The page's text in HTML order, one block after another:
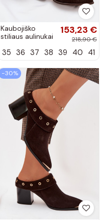
Kaubojiško
stiliaus aulinukai
zomšo Zazoo
spalvos
153,23 €
218,90 €
35 36 37 38 39 40 41
−30%